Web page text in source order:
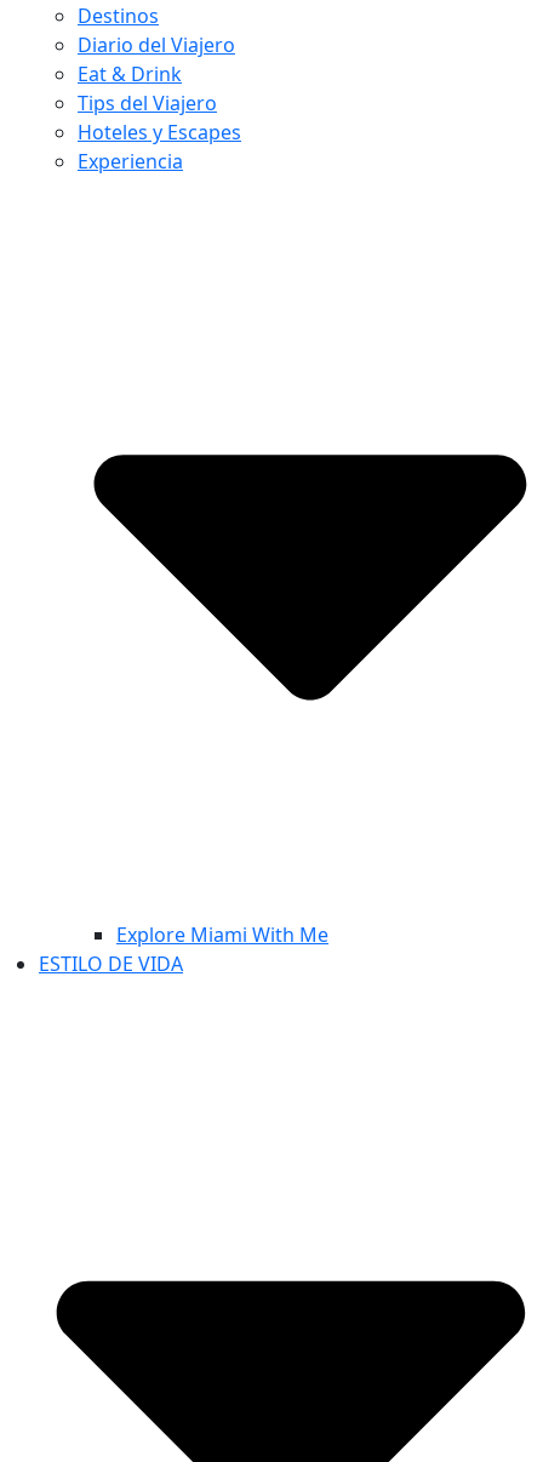
Destinos
Diario del Viajero
Eat & Drink
Tips del Viajero
Hoteles y Escapes
Experiencia
Explore Miami With Me
ESTILO DE VIDA